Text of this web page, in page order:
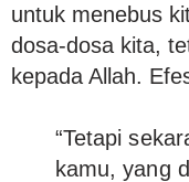
untuk menebus
dosa-dosa kita,
kepada Allah.
“Tetapi
kamu, yang